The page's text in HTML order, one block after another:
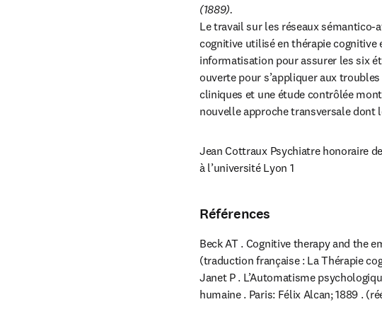
(1889).
Le travail sur les réseaux
cognitive utilisé en thérapie
informatisation pour assurer les six
ouverte pour s’appliquer aux
cliniques et une étude contrôlée
nouvelle approche transversale dont
Jean Cottraux Psychiatre honoraire
à l’université Lyon 1
Références
Beck AT . Cognitive therapy and the
(traduction française : La Thérapie
Janet P . L’Automatisme
humaine . Paris: Félix Alcan; 1889 .